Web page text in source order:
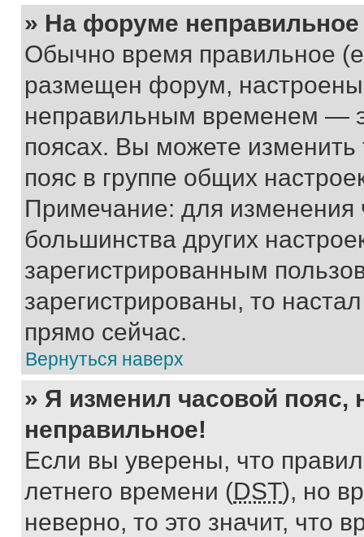
» На форуме
Обычно время правильное
размещен форум, настроены
неправильным временем —
поясах. Вы можете изменить
пояс в группе общих
Примечание: для изменения
большинства других
зарегистрированным
зарегистрированы, то
прямо сейчас.
Вернуться наверх
» Я изменил часовой пояс,
неправильное!
Если вы уверены, что
летнего времени (DST), но
неверно, то это значит, что